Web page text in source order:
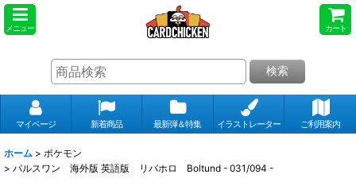
メニュー カート
検索
マイページ 新着商品 最新弾＆特集 イラストレーター ご利用案内
ホーム > ポケモン
> パルスワン 海外版 英語版 リバホロ Boltund - 031/094 -